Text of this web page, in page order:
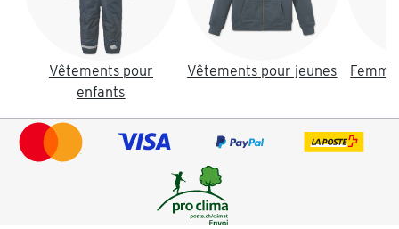
Vêtements pour
enfants
Vêtements pour jeunes